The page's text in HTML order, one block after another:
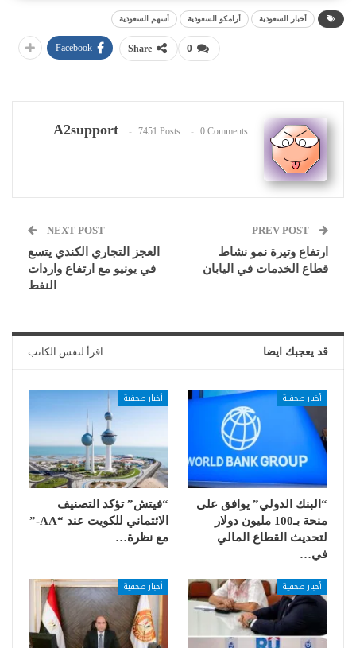
أخبار السعودية أرامكو السعودية أسهم السعودية
0
Share
Facebook
A2support 7451 Posts 0 Comments
ارتفاع وتيرة نمو نشاط
قطاع الخدمات في اليابان
NEXT POST
العجز التجاري الكندي يتسع
في يونيو مع ارتفاع واردات
النفط
قد يعجبك ايضا اقرأ لنفس الكاتب
أخبار صحفية
“البنك الدولي” يوافق على
منحة بـ100 مليون دولار
لتحديث القطاع المالي
في…
أخبار صحفية
“فيتش” تؤكد التصنيف
الائتماني للكويت عند “AA-”
مع نظرة…
أخبار صحفية أخبار صحفية